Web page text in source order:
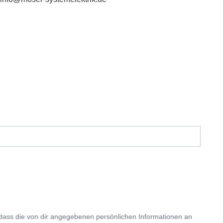
die von dir angegebenen persönlichen Informationen an